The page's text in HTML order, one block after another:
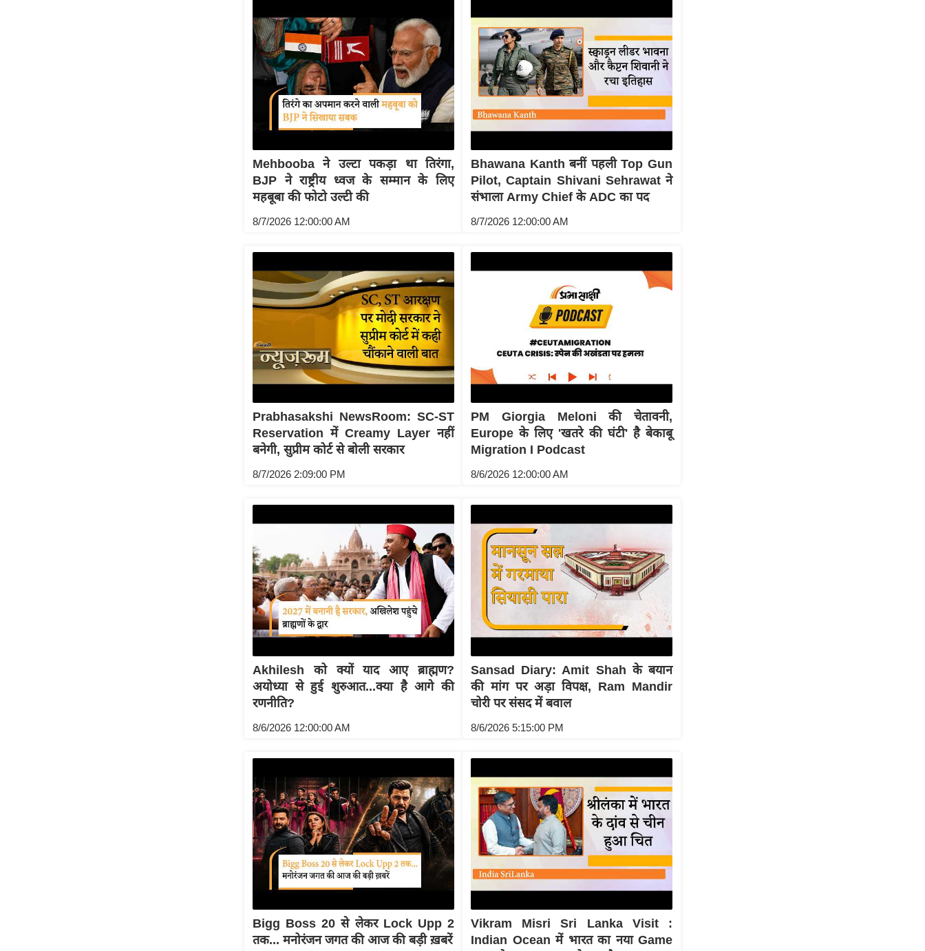
Mehbooba ने उल्टा पकड़ा था तिरंगा,
BJP ने राष्ट्रीय ध्वज के सम्मान के लिए
महबूबा की फोटो उल्टी की
8/7/2026 12:00:00 AM
Bhawana Kanth बनीं पहली Top Gun
Pilot, Captain Shivani Sehrawat ने
संभाला Army Chief के ADC का पद
8/7/2026 12:00:00 AM
Prabhasakshi NewsRoom: SC-ST
Reservation में Creamy Layer नहीं
बनेगी, सुप्रीम कोर्ट से बोली सरकार
8/7/2026 2:09:00 PM
PM Giorgia Meloni की चेतावनी,
Europe के लिए 'खतरे की घंटी' है बेकाबू
Migration I Podcast
8/6/2026 12:00:00 AM
Akhilesh को क्यों याद आए ब्राह्मण?
अयोध्या से हुई शुरुआत...क्या है आगे की
रणनीति?
8/6/2026 12:00:00 AM
Sansad Diary: Amit Shah के बयान
की मांग पर अड़ा विपक्ष, Ram Mandir
चोरी पर संसद में बवाल
8/6/2026 5:15:00 PM
Bigg Boss 20 से लेकर Lock Upp 2
तक... मनोरंजन जगत की आज की बड़ी ख़बरें
Vikram Misri Sri Lanka Visit :
Indian Ocean में भारत का नया Game